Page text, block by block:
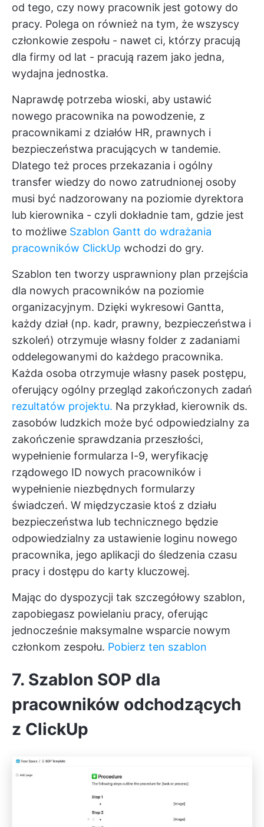
od tego, czy nowy pracownik jest gotowy do
pracy. Polega on również na tym, że wszyscy
członkowie zespołu - nawet ci, którzy pracują
dla firmy od lat - pracują razem jako jedna,
wydajna jednostka.
Naprawdę potrzeba wioski, aby ustawić
nowego pracownika na powodzenie, z
pracownikami z działów HR, prawnych i
bezpieczeństwa pracujących w tandemie.
Dlatego też proces przekazania i ogólny
transfer wiedzy do nowo zatrudnionej osoby
musi być nadzorowany na poziomie dyrektora
lub kierownika - czyli dokładnie tam, gdzie jest
to możliwe Szablon Gantt do wdrażania
pracowników ClickUp wchodzi do gry.
Szablon ten tworzy usprawniony plan przejścia
dla nowych pracowników na poziomie
organizacyjnym. Dzięki wykresowi Gantta,
każdy dział (np. kadr, prawny, bezpieczeństwa i
szkoleń) otrzymuje własny folder z zadaniami
oddelegowanymi do każdego pracownika.
Każda osoba otrzymuje własny pasek postępu,
oferujący ogólny przegląd zakończonych zadań
rezultatów projektu. Na przykład, kierownik ds.
zasobów ludzkich może być odpowiedzialny za
zakończenie sprawdzania przeszłości,
wypełnienie formularza I-9, weryfikację
rządowego ID nowych pracowników i
wypełnienie niezbędnych formularzy
świadczeń. W międzyczasie ktoś z działu
bezpieczeństwa lub technicznego będzie
odpowiedzialny za ustawienie loginu nowego
pracownika, jego aplikacji do śledzenia czasu
pracy i dostępu do karty kluczowej.
Mając do dyspozycji tak szczegółowy szablon,
zapobiegasz powielaniu pracy, oferując
jednocześnie maksymalne wsparcie nowym
członkom zespołu. Pobierz ten szablon
7. Szablon SOP dla
pracowników odchodzących
z ClickUp